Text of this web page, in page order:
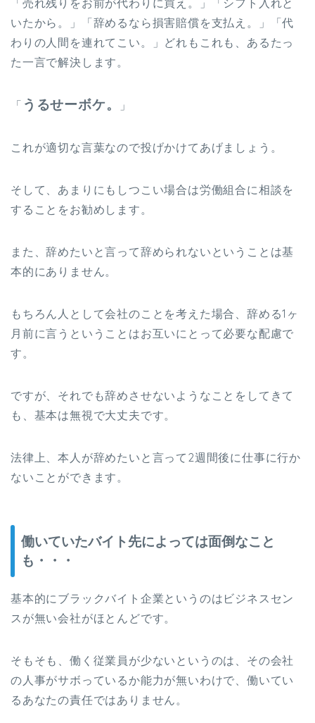
いたから。」「辞めるなら損害賠償を支払え。」「代
わりの人間を連れてこい。」どれもこれも、あるたっ
た一言で解決します。
「 うるせーボケ。 」
これが適切な言葉なので投げかけてあげましょう。
そして、あまりにもしつこい場合は労働組合に相談を
することをお勧めします。
また、辞めたいと言って辞められないということは基
本的にありません。
もちろん人として会社のことを考えた場合、辞める1ヶ
月前に言うということはお互いにとって必要な配慮で
す。
ですが、それでも辞めさせないようなことをしてきて
も、基本は無視で大丈夫です。
法律上、本人が辞めたいと言って2週間後に仕事に行か
ないことができます。
働いていたバイト先によっては面倒なこと
も・・・
基本的にブラックバイト企業というのはビジネスセン
スが無い会社がほとんどです。
そもそも、働く従業員が少ないというのは、その会社
の人事がサボっているか能力が無いわけで、働いてい
るあなたの責任ではありません。